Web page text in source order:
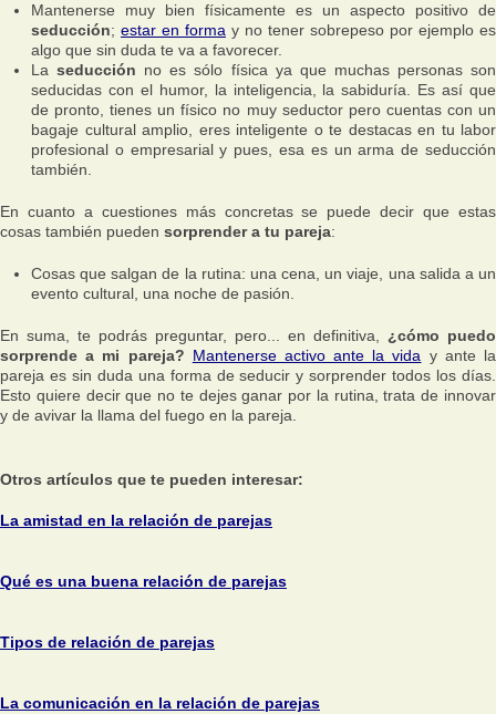
Mantenerse muy bien físicamente es un aspecto positivo de
seducción; estar en forma y no tener sobrepeso por ejemplo es
algo que sin duda te va a favorecer.
Laseducción no es sólo física ya que muchas personas son
seducidas con el humor, la inteligencia, la sabiduría. Es así que
de pronto, tienes un físico no muy seductor pero cuentas con un
bagaje cultural amplio, eres inteligente o te destacas en tu labor
profesional o empresarial y pues, esa es un arma de seducción
también.
En cuanto a cuestiones más concretas se puede decir que estas
cosas también pueden sorprender a tu pareja:
Cosas que salgan de la rutina: una cena, un viaje, una salida a un
evento cultural, una noche de pasión.
En suma, te podrás preguntar, pero... en definitiva, ¿cómo puedo
sorprende a mi pareja? Mantenerse activo ante la vida y ante la
pareja es sin duda una forma de seducir y sorprender todos los días.
Esto quiere decir que no te dejes ganar por la rutina, trata de innovar
y de avivar la llama del fuego en la pareja.
Otros artículos que te pueden interesar:
La amistad en la relación de parejas
Qué es una buena relación de parejas
Tipos de relación de parejas
La comunicación en la relación de parejas